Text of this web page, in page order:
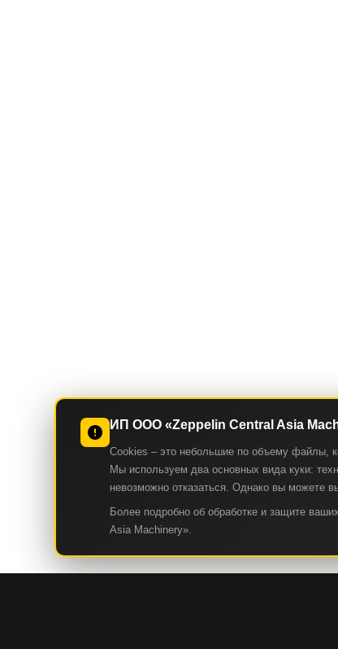
ИП ООО «Zeppelin Central Asia
Cookies – это небольшие по объему файлы,
Мы используем два основных вида куки:
невозможно отказаться. Однако вы можете
Более подробно об обработке и защите
Asia Machinery».